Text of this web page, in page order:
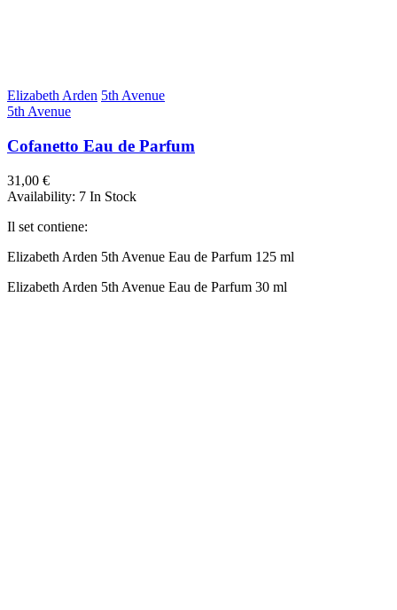
Elizabeth Arden 5th Avenue
5th Avenue
Cofanetto Eau de Parfum
31,00 €
Availability: 7 In Stock
Il set contiene:
Elizabeth Arden 5th Avenue Eau de Parfum 125 ml
Elizabeth Arden 5th Avenue Eau de Parfum 30 ml